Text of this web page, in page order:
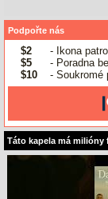
Podpořte nás
$2
- Ikona
$5
- Poradna
$10
- Soukromé
Táto kapela má milióny